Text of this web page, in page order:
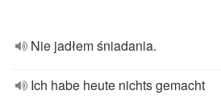
Nie jadłem śniadania.
Ich habe heute nichts gemacht